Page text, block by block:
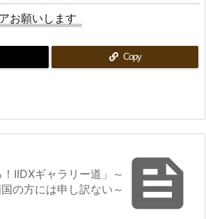
お願いします
Copy

IIDXギャラリー道」～
の方には申し訳ない～